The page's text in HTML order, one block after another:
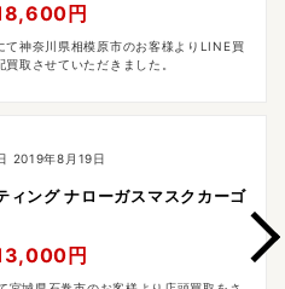
円
て神奈川県相模原市のお客様よりLINE買
取させていただきました。
2019年8月19日
ィング ナローガスマスクカーゴ
円